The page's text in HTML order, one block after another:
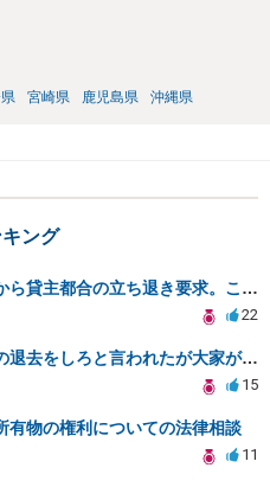
宮崎県 鹿児島県 沖縄県
ング
普通賃貸契約でオーナーから貸主都合の立ち退き要求。このまま住み続けるには？
22
突然の大家から一ヶ月後の退去をしろと言われたが大家が損害請求に応じない
15
有物の権利についての法律相談
11